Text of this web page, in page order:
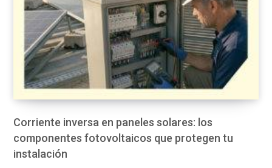
Corriente inversa en paneles solares: los
componentes fotovoltaicos que protegen tu
instalación